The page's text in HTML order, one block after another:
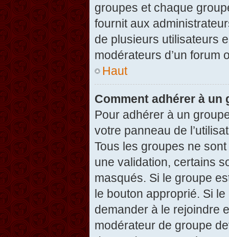
groupes et chaque
fournit aux
de plusieurs utilisateurs
modérateurs d’un forum
Haut
Comment adhérer à un
Pour adhérer à un
votre panneau de
Tous les groupes ne
une validation, certains
masqués. Si le groupe
le bouton approprié. Si
demander à le rejoindre
modérateur de groupe